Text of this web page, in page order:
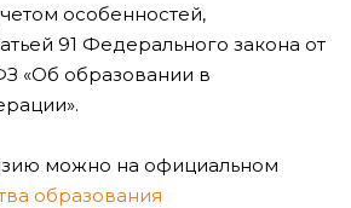
особенностей,
91 Федерального закона от
«Об образовании в
можно на официальном
образования